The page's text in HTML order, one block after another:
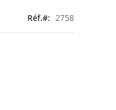
Réf. 2758